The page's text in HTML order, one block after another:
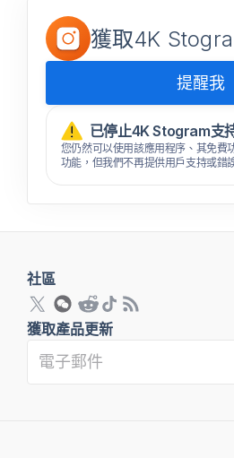
獲取4K
提醒我
已停止4K Stogram支
您仍然可以使用該應用程序、其免費
功能，但我們不再提供用戶支持或錯
社區
獲取產品更新